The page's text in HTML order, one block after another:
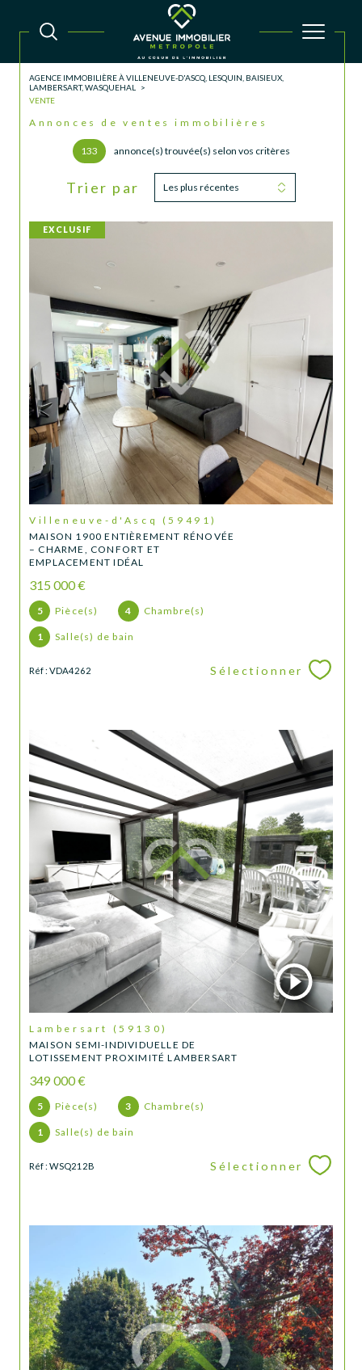
AGENCE IMMOBILIÈRE À VILLENEUVE-D'ASCQ, LESQUIN, BAISIEUX,
LAMBERSART, WASQUEHAL
VENTE
Annonces de ventes immobilières
133 annonce(s) trouvée(s) selon vos critères
Trier par Les plus récentes
EXCLUSIF
Villeneuve-d'Ascq (59491)
MAISON 1900 ENTIÈREMENT RÉNOVÉE
– CHARME, CONFORT ET
EMPLACEMENT IDÉAL
315 000 €
5 Pièce(s) 4 Chambre(s)
1 Salle(s) de bain
Réf : VDA4262 Sélectionner
Lambersart (59130)
MAISON SEMI-INDIVIDUELLE DE
LOTISSEMENT PROXIMITÉ LAMBERSART
349 000 €
5 Pièce(s) 3 Chambre(s)
1 Salle(s) de bain
Réf : WSQ212B Sélectionner